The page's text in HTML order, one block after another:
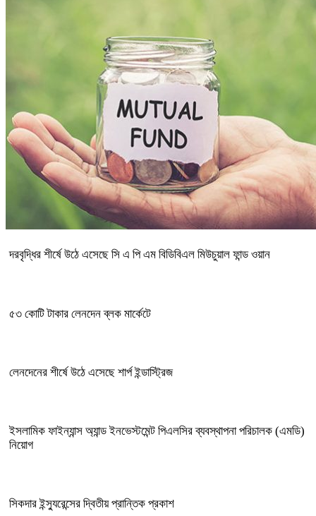
দরবৃদ্ধির শীর্ষে উঠে এসেছে সি এ পি এম বিডিবিএল মিউচুয়াল ফান্ড ওয়ান
৫৩ কোটি টাকার লেনদেন ব্লক মার্কেটে
লেনদেনের শীর্ষে উঠে এসেছে শার্প ইন্ডাস্ট্রিজ
ইসলামিক ফাইন্যান্স অ্যান্ড ইনভেস্টমেন্ট পিএলসির ব্যবস্থাপনা পরিচালক (এমডি)
নিয়োগ
সিকদার ইন্স্যুরেন্সের দ্বিতীয় প্রান্তিক প্রকাশ